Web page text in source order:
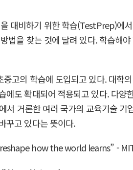
대비하기 위한 학습(TestPrep)에
법을 찾는 것에 달려 있다. 학습해
고의 학습에 도입되고 있다. 대학
도 확대되어 적용되고 있다. 다
서 거론한 여러 국가의 교육기술
꾸고 있다는 뜻이다.
how the world learns” -